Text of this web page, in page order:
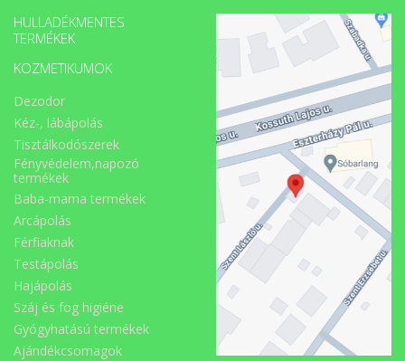
HULLADÉKMENTES
TERMÉKEK
KOZMETIKUMOK
Dezodor
Kéz-, lábápolás
Tisztálkodószerek
Fényvédelem,napozó
termékek
Baba-mama termékek
Arcápolás
Férfiaknak
Testápolás
Hajápolás
Száj és fog higiéne
Gyógyhatású termékek
Ajándékcsomagok